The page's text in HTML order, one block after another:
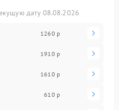
дату 08.08.2026
1260 р
1910 р
1610 р
610 р